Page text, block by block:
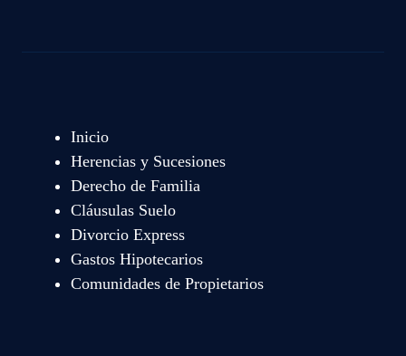
Inicio
Herencias y Sucesiones
Derecho de Familia
Cláusulas Suelo
Divorcio Express
Gastos Hipotecarios
Comunidades de Propietarios